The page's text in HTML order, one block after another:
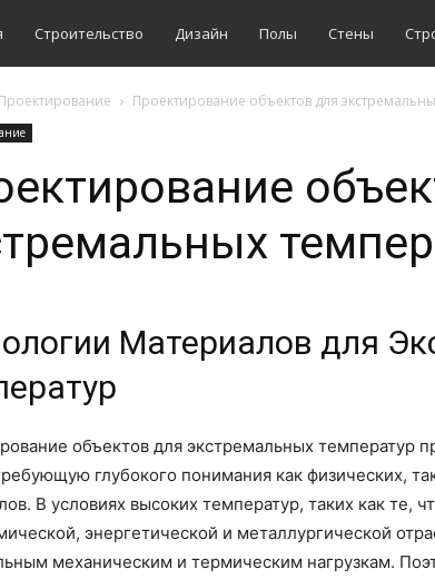
Строительство Дизайн Полы Стены
Проектирование Проектирование объектов для
Материалов для
объектов для экстремальных температур
глубокого понимания как физических,
В условиях высоких температур, таких как те,
энергетической и металлургической
механическим и термическим нагрузкам.